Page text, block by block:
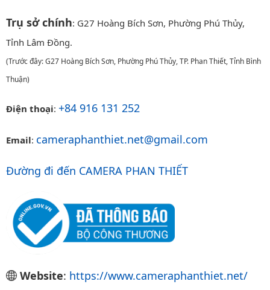
Trụ sở chính: G27 Hoàng Bích Sơn, Phường Phú Thủy,
Tỉnh Lâm Đồng.
(Trước đây: G27 Hoàng Bích Sơn, Phường Phú Thủy, TP. Phan Thiết, Tỉnh Bình
Thuận)
Điện thoại: +84 916 131 252
Email: cameraphanthiet.net@gmail.com
Đường đi đến CAMERA PHAN THIẾT
Website: https://www.cameraphanthiet.net/